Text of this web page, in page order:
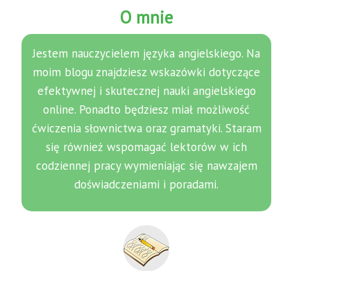
O mnie
Jestem nauczycielem języka angielskiego. Na
moim blogu znajdziesz wskazówki dotyczące
efektywnej i skutecznej nauki angielskiego
online. Ponadto będziesz miał możliwość
ćwiczenia słownictwa oraz gramatyki. Staram
się również wspomagać lektorów w ich
codziennej pracy wymieniając się nawzajem
doświadczeniami i poradami.